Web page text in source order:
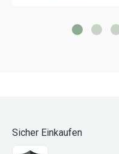
Sicher Einkaufen